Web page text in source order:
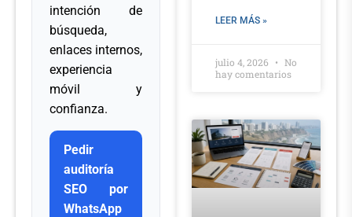
intención de
búsqueda,
enlaces internos,
experiencia
móvil y
confianza.
Pedir
auditoría
SEO por
WhatsApp
LEER MÁS »
julio 4, 2026
No
hay comentarios